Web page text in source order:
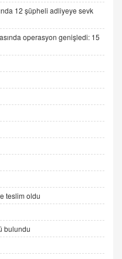
Yüzüne Vurulan Şamar:
"Beraber Yürüyoruz"
Dava Açmadan Önce
Şartı
12 şüpheli adliyeye sevk
operasyon genişledi: 15
teslim oldu
bulundu